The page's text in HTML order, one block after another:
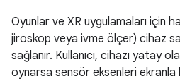
Oyunlar ve XR uygulamaları için
jiroskop veya ivme ölçer) cihaz
sağlanır. Kullanıcı, cihazı yatay
oynarsa sensör eksenleri